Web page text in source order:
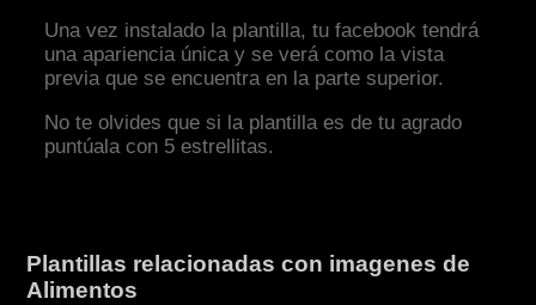
Una vez instalado la plantilla, tu facebook tendrá
una apariencia única y se verá como la vista
previa que se encuentra en la parte superior.
No te olvides que si la plantilla es de tu agrado
puntúala con 5 estrellitas.
Plantillas relacionadas con imagenes de
Alimentos